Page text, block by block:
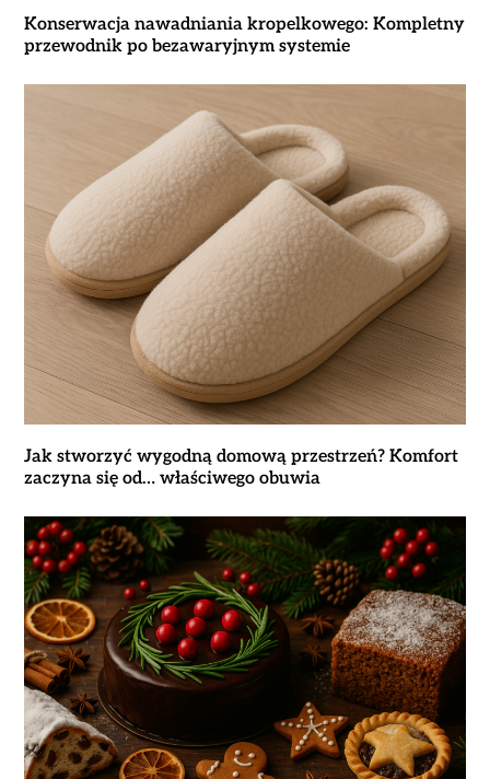
Konserwacja nawadniania kropelkowego: Kompletny
przewodnik po bezawaryjnym systemie
Jak stworzyć wygodną domową przestrzeń? Komfort
zaczyna się od… właściwego obuwia